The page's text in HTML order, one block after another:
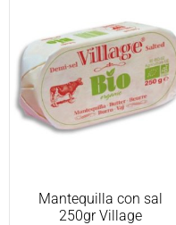
Mantequilla con sal
250gr Village